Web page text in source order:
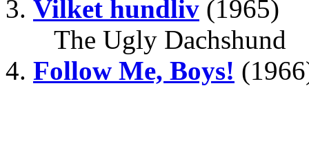
Vilket hundliv (1965)
The Ugly Dachshund
Follow Me, Boys!